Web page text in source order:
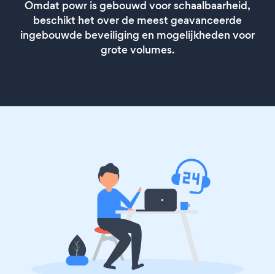
Omdat powr is gebouwd voor schaalbaarheid,
beschikt het over de meest geavanceerde
ingebouwde beveiliging en mogelijkheden voor
grote volumes.